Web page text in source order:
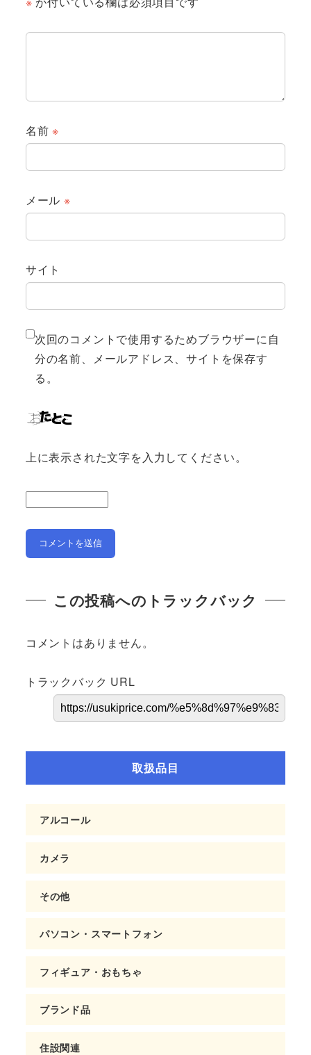
名前※
メール ※
サイト
次回のコメントで使用するためブラウザーに自
分の名前、メールアドレス、サイトを保存す
る。
上に表示された文字を入力してください。
この投稿へのトラックバック
コメントはありません。
トラックバック URL
取扱品目
アルコール
カメラ
その他
パソコン・スマートフォン
フィギュア・おもちゃ
ブランド品
住設関連